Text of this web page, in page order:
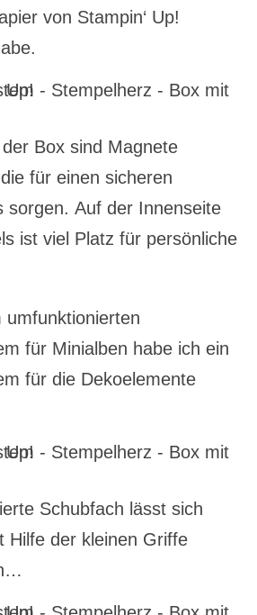
von Stampin‘ Up!
Box sind Magnete
für einen sicheren
sorgen. Auf der Innenseite
ist viel Platz für persönliche
umfunktionierten
für Minialben habe ich ein
für die Dekoelemente
Schubfach lässt sich
Hilfe der kleinen Griffe